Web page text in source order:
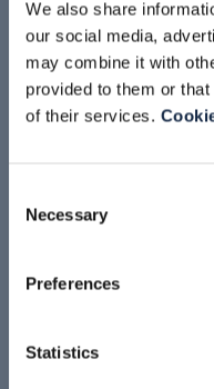
We also share
our social media,
may combine it with
provided to them or
of their services.
Selection
Necessary
Preferences
Statistics
NEWS
BARDIANI